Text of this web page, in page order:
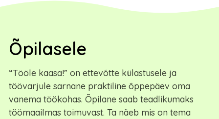
Õpilasele
“Tööle kaasa!” on ettevõtte külastusele ja
töövarjule sarnane praktiline õppepäev oma
vanema töökohas. Õpilane saab teadlikumaks
töömaailmas toimuvast. Ta näeb mis on tema